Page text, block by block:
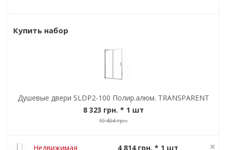
Купить набор
Душевые двери SLDP2-100 Полир.алюм. TRANSPARENT
8 323 грн. * 1 шт
10 404 грн.
Недвижимая
4 814 грн. * 1 шт